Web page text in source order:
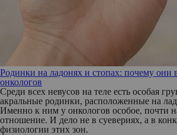
Родинки на ладонях и стопах: почему они
онкологов
Среди всех невусов на теле есть особая
акральные родинки, расположенные на
Именно к ним у онкологов особое, почти
отношение. И дело не в суевериях, а в
физиологии этих зон.